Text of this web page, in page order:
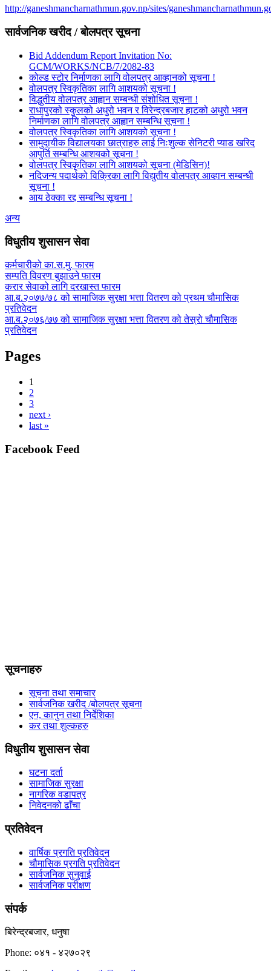
http://ganeshmancharnathmun.gov.np/sites/
सार्वजनिक खरीद / बोलपत्र सूचना
Bid Addendum Report Invitation No:
GCM/WORKS/NCB/7/2082-83
कोल्ड स्टोर निर्माणका लागि वोलपत्र आव्हानको सूचना !
वोलपत्र स्विकृतिका लागि आशयको सूचना !
विद्धुतीय वोलपत्र आह्वान सम्बन्धी संशोधित सूचना !
राधापुरको स्कुलको अधुरो भवन र विरेन्द्रबजार हाटको अधुरो भवन
निर्माणका लागि वोलपत्र आह्वान सम्बन्धि सूचना !
वोलपत्र स्विकृतिका लागि आशयको सूचना !
सामुदायीक विद्यालयका छात्राहरु लाई निःशुल्क सेनिटरी प्याड खरिद
आपुर्ति सम्बन्धि आशयको सूचना !
वोलपत्र स्विकृतिका लागि आशयको सूचना (मेडिसिन)!
नदिजन्य पदार्थको विक्रिका लागि विद्युतीय वोलपत्र आव्हान सम्बन्धी
सूचना !
आय ठेक्का रद्द सम्बन्धि सूचना !
अन्य
विधुतीय शुसासन सेवा
कर्मचारीको का.स.मु. फारम
सम्पति विवरण बुझाउने फारम
करार सेवाको लागि दरखास्त फारम
आ.ब.२०७७/७८ को सामाजिक सुरक्षा भत्ता वितरण को प्रथम चौमासिक
प्रतिवेदन
आ.ब.२०७६/७७ को सामाजिक सुरक्षा भत्ता वितरण को तेस्रो चौमासिक
प्रतिवेदन
Pages
1
2
3
next ›
last »
Facebook Feed
सूचनाहरु
सूचना तथा समाचार
सार्वजनिक खरीद /बोलपत्र सूचना
एन, कानुन तथा निर्देशिका
कर तथा शुल्कहरु
विधुतीय शुसासन सेवा
घटना दर्ता
सामाजिक सुरक्षा
नागरिक वडापत्र
निवेदनको ढाँचा
प्रतिवेदन
वार्षिक प्रगति प्रतिवेदन
चौमासिक प्रगति प्रतिवेदन
सार्वजनिक सुनुवाई
सार्वजनिक परीक्षण
संपर्क
बिरेन्द्रबजार, धनुषा
Phone: ०४१ - ४२७०२९